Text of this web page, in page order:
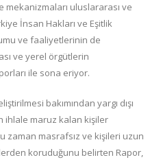
mekanizmaları uluslararası ve
İnsan Hakları ve Eşitlik
ve faaliyetlerinin de
ve yerel örgütlerin
ile sona eriyor.
bakımından yargı dışı
ihlale maruz kalan kişiler
zaman masrafsız ve kişileri uzun
koruduğunu belirten Rapor,